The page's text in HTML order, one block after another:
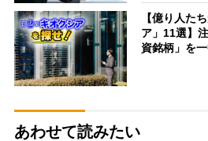
【億り人た
ア」11選】
資銘柄」を
あわせて読みたい